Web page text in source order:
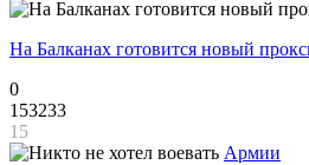
На Балканах готовится новый
0
153233
15
Армии